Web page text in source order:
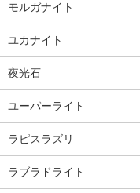
モルガナイト
ユカナイト
夜光石
ユーパーライト
ラピスラズリ
ラブラドライト